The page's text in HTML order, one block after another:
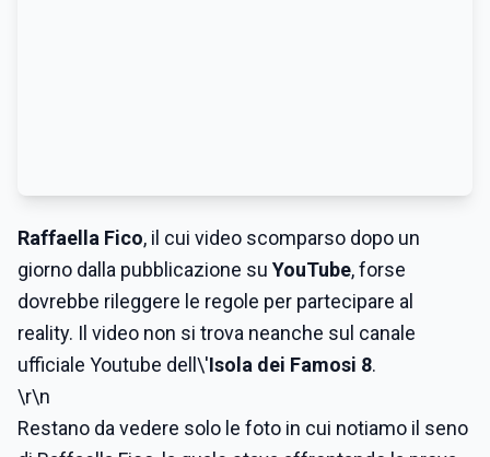
Raffaella Fico, il cui video scomparso dopo un
giorno dalla pubblicazione su YouTube, forse
dovrebbe rileggere le regole per partecipare al
reality. Il video non si trova neanche sul canale
ufficiale Youtube dell\'Isola dei Famosi 8.
\r\n
Restano da vedere solo le foto in cui notiamo il seno